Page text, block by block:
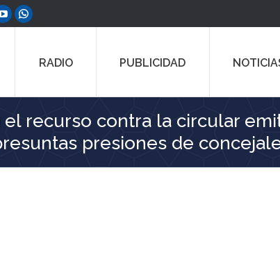
YouTube
new
window
Whatsapp
opens
new
RADIO PUBLICIDAD
recurso contra la circular
presiones de